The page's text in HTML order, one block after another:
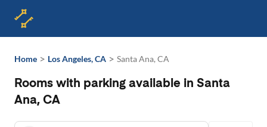
Home > Los Angeles, CA > Santa Ana, CA
Rooms with parking available in Santa
Ana, CA